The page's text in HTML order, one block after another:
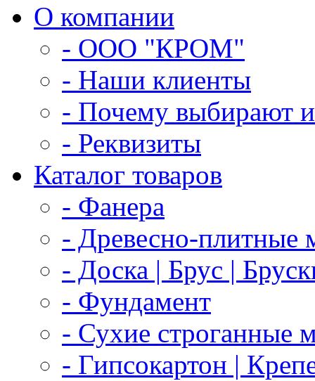
О компании
- ООО "КРОМ"
- Наши клиенты
- Почему выбирают
- Реквизиты
Каталог товаров
- Фанера
- Древесно-плитные
- Доска | Брус |
- Фундамент
- Сухие строганные
- Гипсокартон |